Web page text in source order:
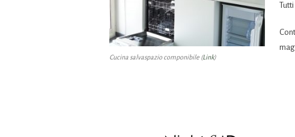
Cucina salvaspazio componibile (Link)